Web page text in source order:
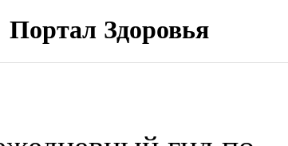
Портал Здоровья